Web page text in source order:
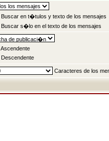
Buscar en t�tulos y texto de los mensajes
Buscar s�lo en el texto de los mensajes
Ascendente
Descendente
Caracteres de los